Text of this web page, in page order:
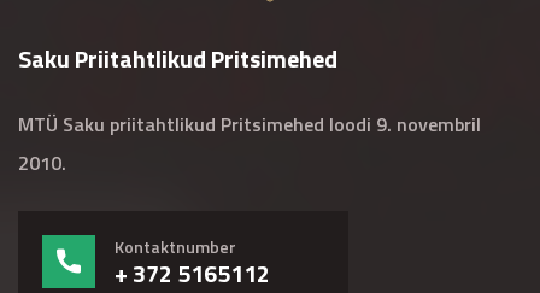
Saku Priitahtlikud Pritsimehed
MTÜ Saku priitahtlikud Pritsimehed loodi 9. novembril
2010.
Kontaktnumber
+ 372 5165112